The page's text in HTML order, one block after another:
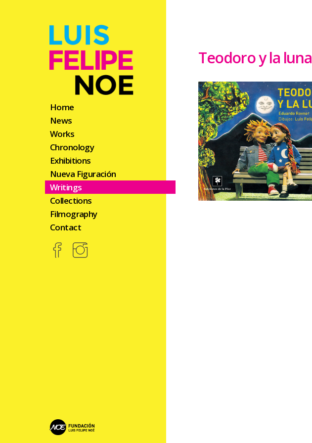
Home
News
Works
Chronology
Exhibitions
Nueva Figuración
Writings
Collections
Filmography
Contact
Teodoro y la luna